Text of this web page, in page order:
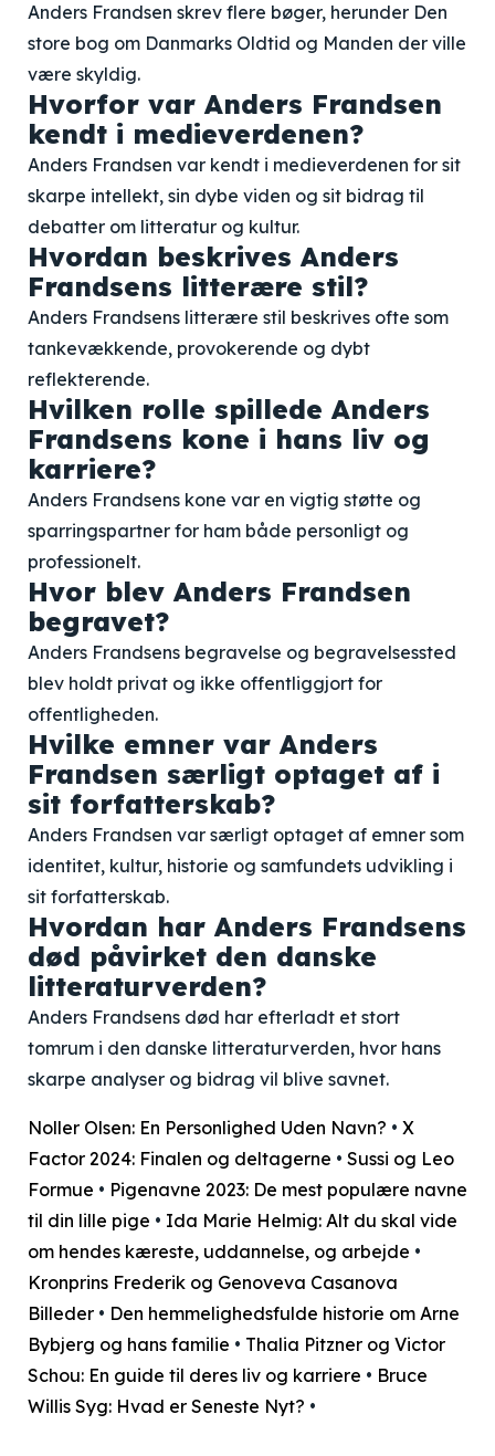
Anders Frandsen skrev flere bøger, herunder Den
store bog om Danmarks Oldtid og Manden der ville
være skyldig.
Hvorfor var Anders Frandsen
kendt i medieverdenen?
Anders Frandsen var kendt i medieverdenen for sit
skarpe intellekt, sin dybe viden og sit bidrag til
debatter om litteratur og kultur.
Hvordan beskrives Anders
Frandsens litterære stil?
Anders Frandsens litterære stil beskrives ofte som
tankevækkende, provokerende og dybt
reflekterende.
Hvilken rolle spillede Anders
Frandsens kone i hans liv og
karriere?
Anders Frandsens kone var en vigtig støtte og
sparringspartner for ham både personligt og
professionelt.
Hvor blev Anders Frandsen
begravet?
Anders Frandsens begravelse og begravelsessted
blev holdt privat og ikke offentliggjort for
offentligheden.
Hvilke emner var Anders
Frandsen særligt optaget af i
sit forfatterskab?
Anders Frandsen var særligt optaget af emner som
identitet, kultur, historie og samfundets udvikling i
sit forfatterskab.
Hvordan har Anders Frandsens
død påvirket den danske
litteraturverden?
Anders Frandsens død har efterladt et stort
tomrum i den danske litteraturverden, hvor hans
skarpe analyser og bidrag vil blive savnet.
Noller Olsen: En Personlighed Uden Navn? • X
Factor 2024: Finalen og deltagerne • Sussi og Leo
Formue • Pigenavne 2023: De mest populære navne
til din lille pige • Ida Marie Helmig: Alt du skal vide
om hendes kæreste, uddannelse, og arbejde •
Kronprins Frederik og Genoveva Casanova
Billeder • Den hemmelighedsfulde historie om Arne
Bybjerg og hans familie • Thalia Pitzner og Victor
Schou: En guide til deres liv og karriere • Bruce
Willis Syg: Hvad er Seneste Nyt? •